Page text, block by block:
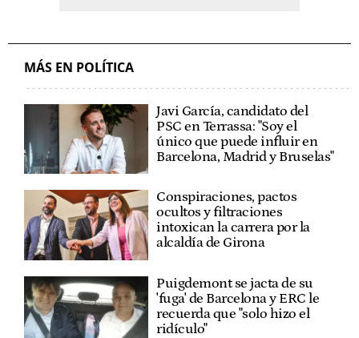
MÁS EN POLÍTICA
Javi García, candidato del
PSC en Terrassa: "Soy el
único que puede influir en
Barcelona, Madrid y Bruselas"
Conspiraciones, pactos
ocultos y filtraciones
intoxican la carrera por la
alcaldía de Girona
Puigdemont se jacta de su
'fuga' de Barcelona y ERC le
recuerda que "solo hizo el
ridículo"